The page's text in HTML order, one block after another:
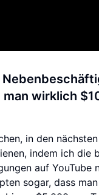
man wirklich
in den
indem ich die
auf YouTube
sogar, dass